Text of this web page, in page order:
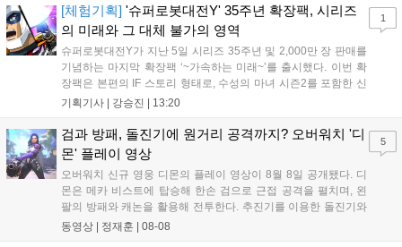
을 빼냈다....
[체험기획] '슈퍼로봇대전Y' 35주년 확장팩, 시리즈
의 미래와 그 대체 불가의 영역
슈퍼로봇대전Y가 지난 5일 시리즈 35주년 및 2,000만 장 판매를
기념하는 마지막 확장팩 ‘~가속하는 미래~’를 출시했다. 이번 확
장팩은 본편의 IF 스토리 형태로, 수성의 마녀 시즌2를 포함한 신
규 참전작과 크로스오버 합체기를 선보이며 작품을 완결 짓는다.
하는 몰입감 있는 서사와 조합을 구현하며 시리즈의 미래를 향한
새로운 가능성을 제시했다....
기획기사 | 강승진 | 13:20
1
검과 방패, 돌진기에 원거리 공격까지? 오버워치 '디
몬' 플레이 영상
오버워치 신규 영웅 디몬의 플레이 영상이 8월 8일 공개됐다. 디
몬은 메카 비스트에 탑승해 한손 검으로 근접 공격을 펼치며, 왼
팔의 방패와 캐논을 활용해 전투한다. 추진기를 이용한 돌진기와
참격 형태의 궁극기를 보유했고, 메카 파괴 시 맨몸으로 기관총을
동영상 | 정재훈 | 08-08
5